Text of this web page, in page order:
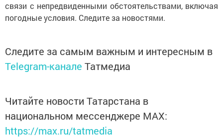
связи с непредвиденными обстоятельствами, включая
погодные условия. Следите за новостями.
Следите за самым важным и интересным в
Telegram-канале Татмедиа
Читайте новости Татарстана в
национальном мессенджере MАХ:
https://max.ru/tatmedia